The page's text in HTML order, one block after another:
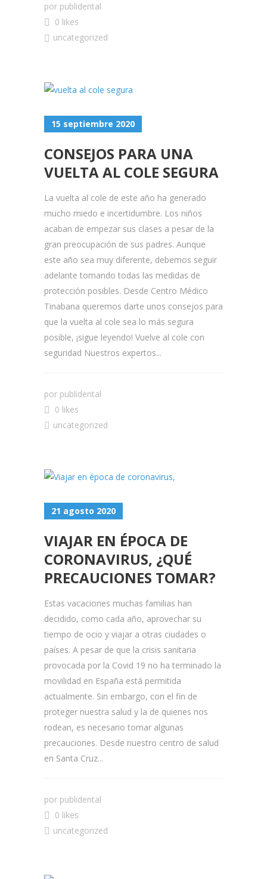
por publidental
0 likes
uncategorized
15 septiembre 2020
CONSEJOS PARA UNA
VUELTA AL COLE SEGURA
La vuelta al cole de este año ha generado
mucho miedo e incertidumbre. Los niños
acaban de empezar sus clases a pesar de la
gran preocupación de sus padres. Aunque
este año sea muy diferente, debemos seguir
adelante tomando todas las medidas de
protección posibles. Desde Centro Médico
Tinabana queremos darte unos consejos para
que la vuelta al cole sea lo más segura
posible, ¡sigue leyendo! Vuelve al cole con
seguridad Nuestros expertos...
por publidental
0 likes
uncategorized
21 agosto 2020
VIAJAR EN ÉPOCA DE
CORONAVIRUS, ¿QUÉ
PRECAUCIONES TOMAR?
Estas vacaciones muchas familias han
decidido, como cada año, aprovechar su
tiempo de ocio y viajar a otras ciudades o
países. A pesar de que la crisis sanitaria
provocada por la Covid 19 no ha terminado la
movilidad en España está permitida
actualmente. Sin embargo, con el fin de
proteger nuestra salud y la de quienes nos
rodean, es necesario tomar algunas
precauciones. Desde nuestro centro de salud
en Santa Cruz...
por publidental
0 likes
uncategorized